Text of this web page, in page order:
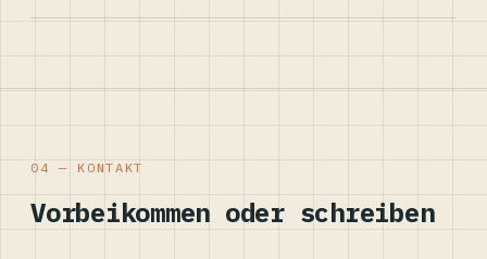
04 — KONTAKT
Vorbeikommen oder schreiben